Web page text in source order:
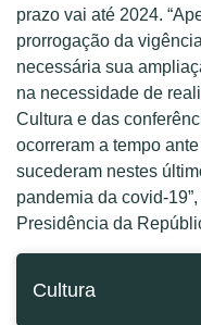
prazo vai até 2024.
prorrogação da
necessária sua
na necessidade de
Cultura e das
ocorreram a tempo
sucederam nestes
pandemia da covid-
Presidência da
Cultura